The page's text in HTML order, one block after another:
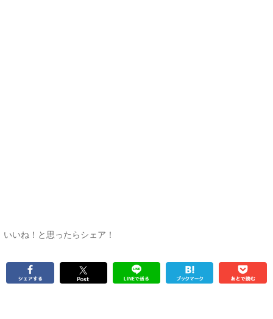
いいね！と思ったらシェア！